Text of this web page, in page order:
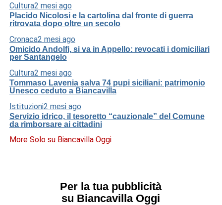
Cultura2 mesi ago
Placido Nicolosi e la cartolina dal fronte di guerra
ritrovata dopo oltre un secolo
Cronaca2 mesi ago
Omicido Andolfi, si va in Appello: revocati i domiciliari
per Santangelo
Cultura2 mesi ago
Tommaso Lavenia salva 74 pupi siciliani: patrimonio
Unesco ceduto a Biancavilla
Istituzioni2 mesi ago
Servizio idrico, il tesoretto “cauzionale” del Comune
da rimborsare ai cittadini
More Solo su Biancavilla Oggi
Per la tua pubblicità
su Biancavilla Oggi